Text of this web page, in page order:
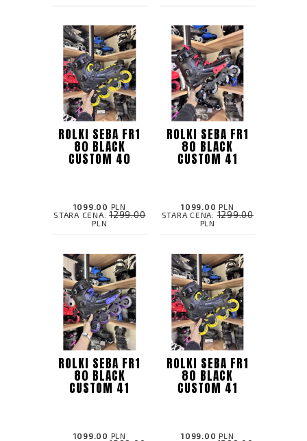
ROLKI SEBA FR1
80 BLACK
CUSTOM 40
1099.00 PLN
STARA CENA:1299.00
PLN
ROLKI SEBA FR1
80 BLACK
CUSTOM 41
1099.00 PLN
STARA CENA:1299.00
PLN
ROLKI SEBA FR1
80 BLACK
CUSTOM 41
1099.00 PLN
ROLKI SEBA FR1
80 BLACK
CUSTOM 41
1099.00 PLN